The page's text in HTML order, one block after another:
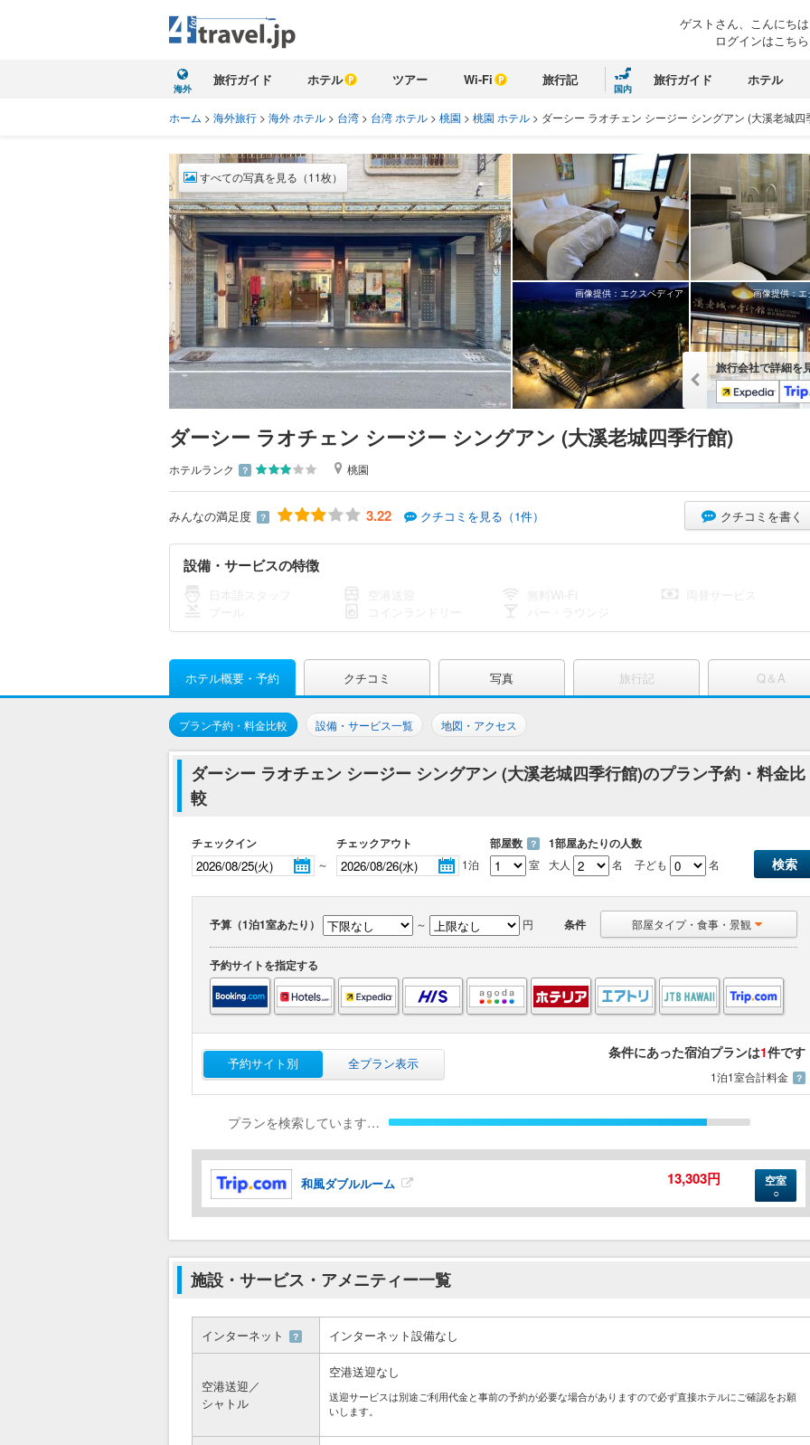
ゲストさん、こんにちは
ログインはこちら
海外
旅行ガイド ホテル ツアー Wi-Fi 旅行記
国内
旅行ガイド ホテル
ホーム > 海外旅行 > 海外 ホテル > 台湾 > 台湾 ホテル > 桃園 > 桃園 ホテル > ダーシー ラオチェン シージー シングアン (大溪老城四
すべての写真を見る（11枚）
画像提供：エクスペディア 画像提供：
旅行会社で詳細を
ダーシー ラオチェン シージー シングアン (大溪老城四季行館)
ホテルランク ？ 桃園
みんなの満足度 ？ 3.22 クチコミを見る（1件） クチコミを書く
設備・サービスの特徴
ホテル概要・予約 クチコミ 写真 旅行記 Q＆A
プラン予約・料金比較 設備・サービス一覧 地図・アクセス
ダーシー ラオチェン シージー シングアン (大溪老城四季行館)のプラン予約・料金比
較
チェックイン
～
チェックアウト
1泊
部屋数 ？
室
1部屋あたりの人数
大人 名 子ども 名
予算（1泊1室あたり） ～ 円 条件 部屋タイプ・食事・景観
予約サイトを指定する
予約サイト別 全プラン表示
条件にあった宿泊プランは1件です
1泊1室合計料金 ？
プランを検索しています…
和風ダブルルーム 13,303円 空室
○
施設・サービス・アメニティー一覧
インターネット ？ インターネット設備なし
空港送迎／
シャトル
空港送迎なし
送迎サービスは別途ご利用代金と事前の予約が必要な場合がありますので必ず直接ホテルにご確認をお願
いします。